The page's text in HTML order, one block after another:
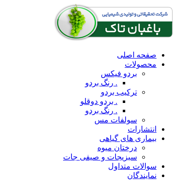
صفحه اصلی
محصولات
بردو فیکس
. رنگ بردو
ترکیب بردو
. بردو دوقلو
. رنگ بردو
سولفات مس
انتشارات
بیماری های گیاهی
درختان میوه
سبزیجات و صیفی جات
سوالات متداول
نمایندگان